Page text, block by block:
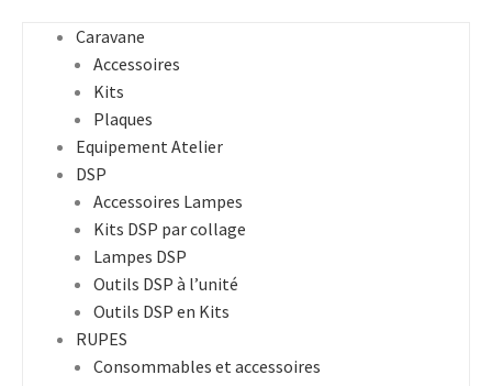
Caravane
Accessoires
Kits
Plaques
Equipement Atelier
DSP
Accessoires Lampes
Kits DSP par collage
Lampes DSP
Outils DSP à l’unité
Outils DSP en Kits
RUPES
Consommables et accessoires